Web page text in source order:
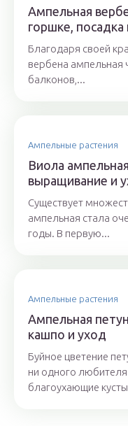
Ампельная
горшке, посадка
Благодаря своей
вербена ампельная
балконов,...
Ампельные растения
Виола
выращивание и
Существует
ампельная стала
годы. В первую...
Ампельные растения
Ампельная
кашпо и уход
Буйное цветение
ни одного любителя
благоухающие